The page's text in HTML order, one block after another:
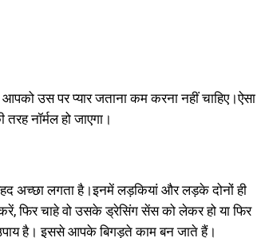
उस पर प्यार जताना कम करना नहीं चाहिए।ऐसा
नॉर्मल हो जाएगा।
अच्छा लगता है।इनमें लड़कियां और लड़के दोनों ही
फिर चाहे वो उसके ड्रेसिंग सेंस को लेकर हो या फिर
है। इससे आपके बिगड़ते काम बन जाते हैं।